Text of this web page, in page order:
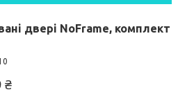
двері NoFrame, комплект
₴